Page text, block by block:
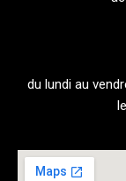
du lundi au